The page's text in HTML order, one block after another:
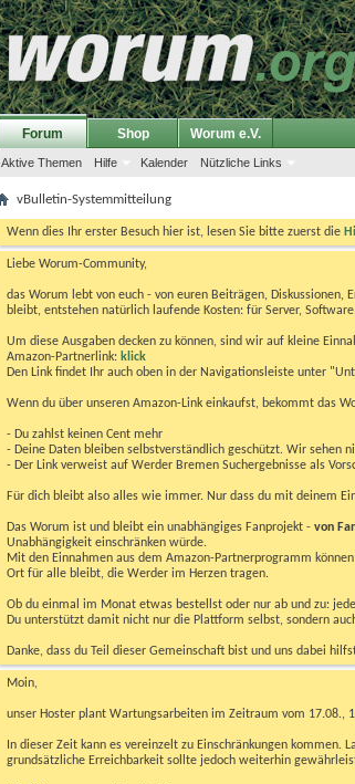
Forum
Aktive Themen Hilfe Kalender Nützliche Links
Shop Worum e.V.
vBulletin-Systemmitteilung
Wenn dies Ihr erster Besuch hier ist, lesen Sie bitte zuerst die
Liebe Worum-Community,
das Worum lebt von euch - von euren Beiträgen,
bleibt, entstehen natürlich laufende Kosten: für Server,
Um diese Ausgaben decken zu können, sind wir auf kleine
Amazon-Partnerlink: klick
Den Link findet Ihr auch oben in der Navigationsleiste unter
Wenn du über unseren Amazon-Link einkaufst, bekommt das
- Du zahlst keinen Cent mehr
- Deine Daten bleiben selbstverständlich geschützt. Wir sehen
- Der Link verweist auf Werder Bremen Suchergebnisse als
Für dich bleibt also alles wie immer. Nur dass du mit deinem
Das Worum ist und bleibt ein unabhängiges Fanprojekt - von
Unabhängigkeit einschränken würde.
Mit den Einnahmen aus dem Amazon-Partnerprogramm
Ort für alle bleibt, die Werder im Herzen tragen.
Ob du einmal im Monat etwas bestellst oder nur ab und zu:
Du unterstützt damit nicht nur die Plattform selbst, sondern
Danke, dass du Teil dieser Gemeinschaft bist und uns dabei
Moin,
unser Hoster plant Wartungsarbeiten im Zeitraum vom 17.08.,
In dieser Zeit kann es vereinzelt zu Einschränkungen
grundsätzliche Erreichbarkeit sollte jedoch weiterhin